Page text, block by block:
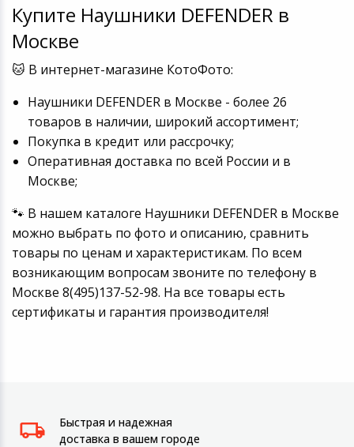
Купите Наушники DEFENDER в
Москве
🐱 В интернет-магазине КотоФото:
Наушники DEFENDER в Москве - более 26
товаров в наличии, широкий ассортимент;
Покупка в кредит или рассрочку;
Оперативная доставка по всей России и в
Москве;
🐾 В нашем каталоге Наушники DEFENDER в Москве
можно выбрать по фото и описанию, сравнить
товары по ценам и характеристикам. По всем
возникающим вопросам звоните по телефону в
Москве 8(495)137-52-98. На все товары есть
сертификаты и гарантия производителя!
Быстрая и надежная
доставка в вашем городе